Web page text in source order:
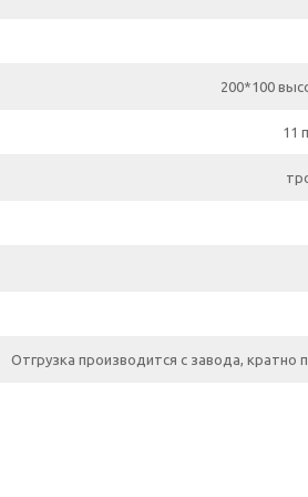
200*100
11
Отгрузка производится с завода, кратно